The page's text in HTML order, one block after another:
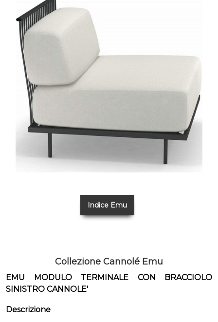
Indice Emu
Collezione Cannolé Emu
EMU MODULO TERMINALE CON BRACCIOLO
SINISTRO CANNOLE'
Descrizione